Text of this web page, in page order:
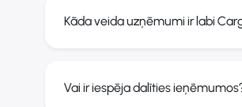
Kāda veida uzņēmumi ir labi
Vai ir iespēja dalīties